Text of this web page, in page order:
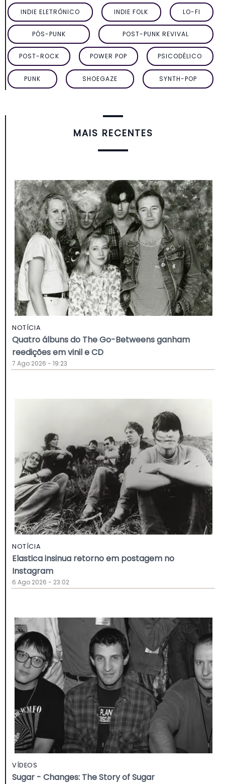
INDIE ELETRÔNICO INDIE FOLK LO-FI
PÓS-PUNK POST-PUNK REVIVAL
POST-ROCK POWER POP PSICODÉLICO
PUNK SHOEGAZE SYNTH-POP
MAIS RECENTES
NOTÍCIA
Quatro álbuns do The Go-Betweens ganham
reedições em vinil e CD
7 Ago 2026 - 19:23
NOTÍCIA
Elastica insinua retorno em postagem no
Instagram
6 Ago 2026 - 23:02
VÍDEOS
Sugar - Changes: The Story of Sugar